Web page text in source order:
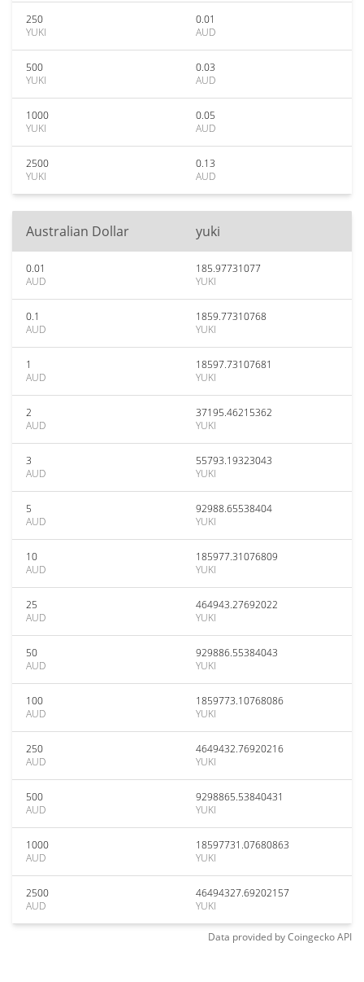
250
YUKI
0.01
AUD
500
YUKI
0.03
AUD
1000
YUKI
0.05
AUD
2500
YUKI
0.13
AUD
Australian Dollar yuki
0.01
AUD
185.97731077
YUKI
0.1
AUD
1859.77310768
YUKI
1
AUD
18597.73107681
YUKI
2
AUD
37195.46215362
YUKI
3
AUD
55793.19323043
YUKI
5
AUD
92988.65538404
YUKI
10
AUD
185977.31076809
YUKI
25
AUD
464943.27692022
YUKI
50
AUD
929886.55384043
YUKI
100
AUD
1859773.10768086
YUKI
250
AUD
4649432.76920216
YUKI
500
AUD
9298865.53840431
YUKI
1000
AUD
18597731.07680863
YUKI
2500
AUD
46494327.69202157
YUKI
Data provided byCoingeckoAPI